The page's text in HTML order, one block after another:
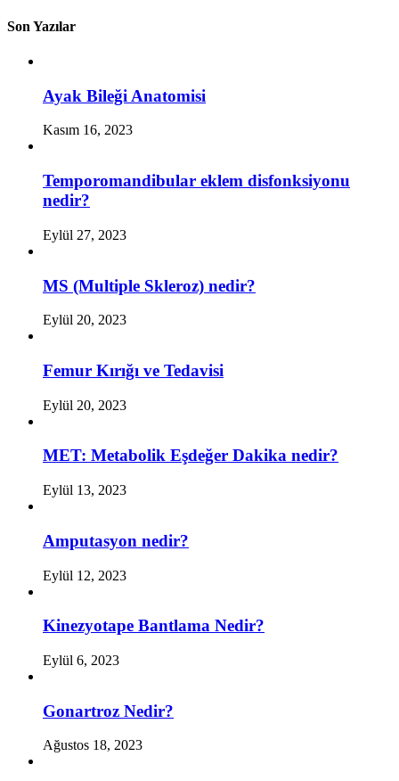
Son Yazılar
Ayak Bileği Anatomisi
Kasım 16, 2023
Temporomandibular eklem disfonksiyonu
nedir?
Eylül 27, 2023
MS (Multiple Skleroz) nedir?
Eylül 20, 2023
Femur Kırığı ve Tedavisi
Eylül 20, 2023
MET: Metabolik Eşdeğer Dakika nedir?
Eylül 13, 2023
Amputasyon nedir?
Eylül 12, 2023
Kinezyotape Bantlama Nedir?
Eylül 6, 2023
Gonartroz Nedir?
Ağustos 18, 2023